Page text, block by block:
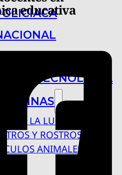
Y TECNOLOGÍA
BAJO LA LUPA
Y ROSTROS
ANIMALES
educativa